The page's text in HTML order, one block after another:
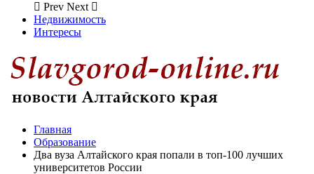
Prev Next
Недвижимость
Интересы
Главная
Образование
Два вуза Алтайского края попали в топ-100 лучших
университетов России